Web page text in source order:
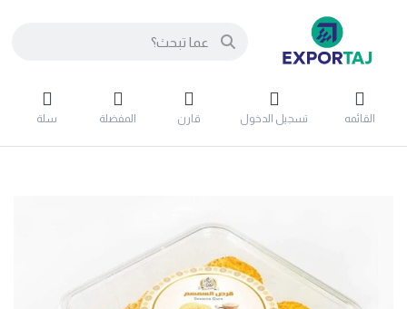
القائمه تسجيل الدخول قارن المفضلة سلة